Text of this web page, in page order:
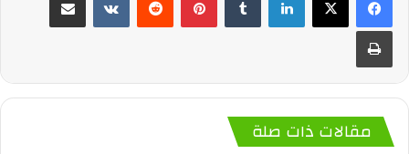
مقالات ذات صلة